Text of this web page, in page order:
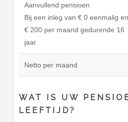
Aanvullend pensioen
Bij een inleg van € 0 eenmalig en
€ 200 per maand gedurende 16
jaar
Netto per maand
WAT IS UW
LEEFTIJD?